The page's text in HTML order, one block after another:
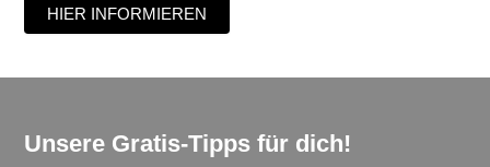
HIER INFORMIEREN
Unsere Gratis-Tipps für dich!